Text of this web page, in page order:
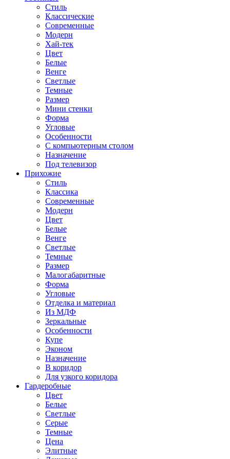
Стиль
Классические
Современные
Модерн
Хай-тек
Цвет
Белые
Венге
Светлые
Темные
Размер
Мини стенки
Форма
Угловые
Особенности
С компьютерным столом
Назначение
Под телевизор
Прихожие
Стиль
Классика
Современные
Модерн
Цвет
Белые
Венге
Светлые
Темные
Размер
Малогабаритные
Форма
Угловые
Отделка и материал
Из МДФ
Зеркальные
Особенности
Купе
Эконом
Назначение
В коридор
Для узкого коридора
Гардеробные
Цвет
Белые
Светлые
Серые
Темные
Цена
Элитные